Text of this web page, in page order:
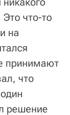
что-то
на
принимают
что
решение